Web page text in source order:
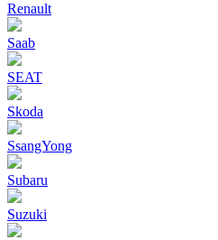
Renault
Saab
SEAT
Skoda
SsangYong
Subaru
Suzuki